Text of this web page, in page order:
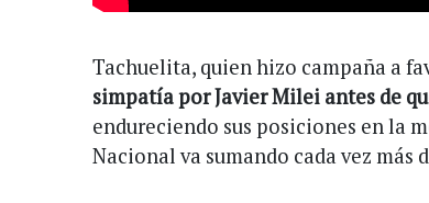
Tachuelita, quien hizo campaña a
simpatía por Javier Milei antes de
endureciendo sus posiciones en la
Nacional va sumando cada vez más